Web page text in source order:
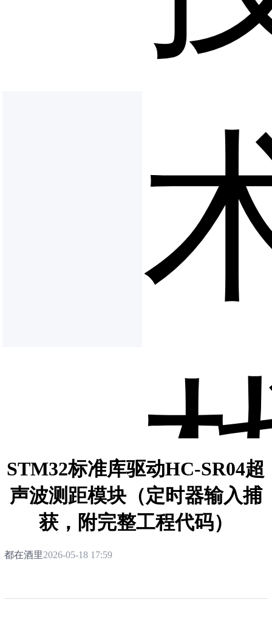
STM32标准库驱动HC-SR04超
声波测距模块（定时器输入捕
获，附完整工程代码）
都在酒里2026-05-18 17:59